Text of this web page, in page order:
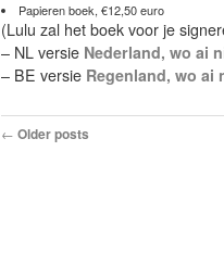
Papieren boek, €12,50 euro
(Lulu zal het boek voor je
– NL versie Nederland, wo ai
– BE versie Regenland, wo ai
Post navigation
← Older posts